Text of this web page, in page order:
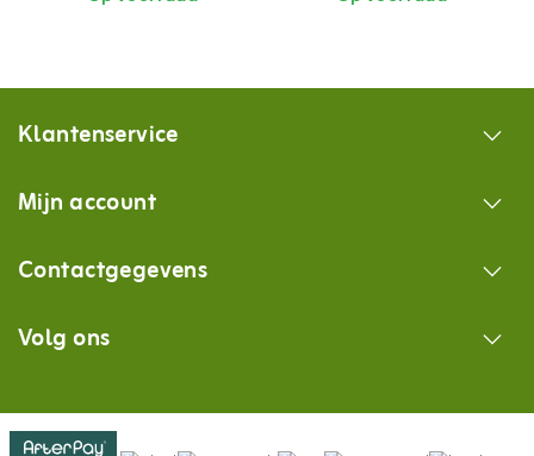
Klantenservice
Mijn account
Contactgegevens
Volg ons